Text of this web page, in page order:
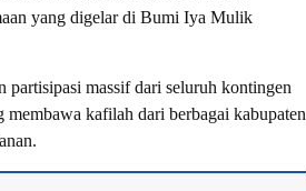
yang digelar di Bumi Iya Mulik
partisipasi massif dari seluruh kontingen
kafilah dari berbagai kabupaten